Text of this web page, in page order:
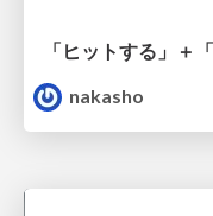
nakasho